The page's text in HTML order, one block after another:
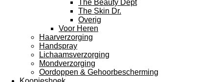
The Beauty Dept
The Skin Dr.
Overig
Voor Heren
Haarverzorging
Handspray
Lichaamsverzorging
Mondverzorging
Oordoppen & Gehoorbescherming